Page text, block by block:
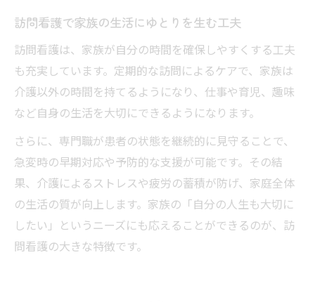
訪問看護で家族の生活にゆとりを生む工夫
訪問看護は、家族が自分の時間を確保しやすくする工夫
も充実しています。定期的な訪問によるケアで、家族は
介護以外の時間を持てるようになり、仕事や育児、趣味
など自身の生活を大切にできるようになります。
さらに、専門職が患者の状態を継続的に見守ることで、
急変時の早期対応や予防的な支援が可能です。その結
果、介護によるストレスや疲労の蓄積が防げ、家庭全体
の生活の質が向上します。家族の「自分の人生も大切に
したい」というニーズにも応えることができるのが、訪
問看護の大きな特徴です。